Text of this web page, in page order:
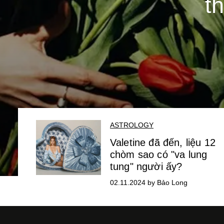
ASTROLOGY
Valetine đã đến, liệu 12
chòm sao có "va lung
tung" người ấy?
02.11.2024 by Bảo Long